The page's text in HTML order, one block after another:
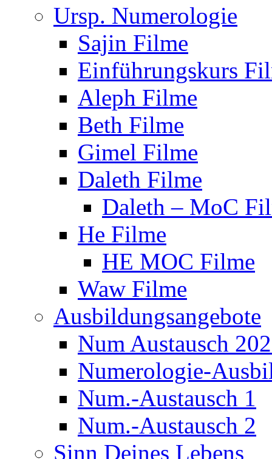
Ursp. Numerologie
Sajin Filme
Einführungskurs
Aleph Filme
Beth Filme
Gimel Filme
Daleth Filme
Daleth – MoC
He Filme
HE MOC Filme
Waw Filme
Ausbildungsangebote
Num Austausch
Numerologie-
Num.-Austausch 1
Num.-Austausch 2
Sinn Deines Lebens